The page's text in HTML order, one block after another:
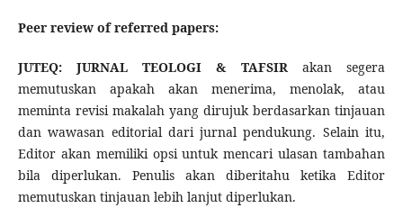
Peer review of referred papers:
JUTEQ: JURNAL TEOLOGI & TAFSIR akan segera
memutuskan apakah akan menerima, menolak, atau
meminta revisi makalah yang dirujuk berdasarkan tinjauan
dan wawasan editorial dari jurnal pendukung. Selain itu,
Editor akan memiliki opsi untuk mencari ulasan tambahan
bila diperlukan. Penulis akan diberitahu ketika Editor
memutuskan tinjauan lebih lanjut diperlukan.